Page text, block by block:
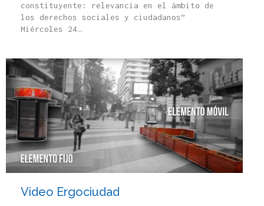
constituyente: relevancia en el ámbito de
los derechos sociales y ciudadanos”
Miércoles 24…
Video Ergociudad